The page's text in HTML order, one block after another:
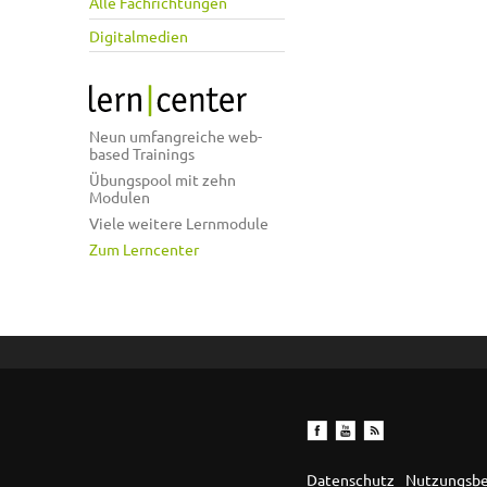
Digitalmedien
Neun umfangreiche web-
based Trainings
Übungspool mit zehn
Modulen
Viele weitere Lernmodule
Zum Lerncenter
Datenschutz